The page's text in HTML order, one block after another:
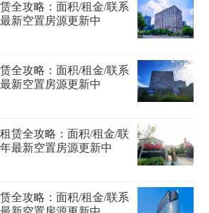
全攻略：面积/租金/联系
新空置房源更新中
全攻略：面积/租金/联系
新空置房源更新中
赁全攻略：面积/租金/联
最新空置房源更新中
全攻略：面积/租金/联系